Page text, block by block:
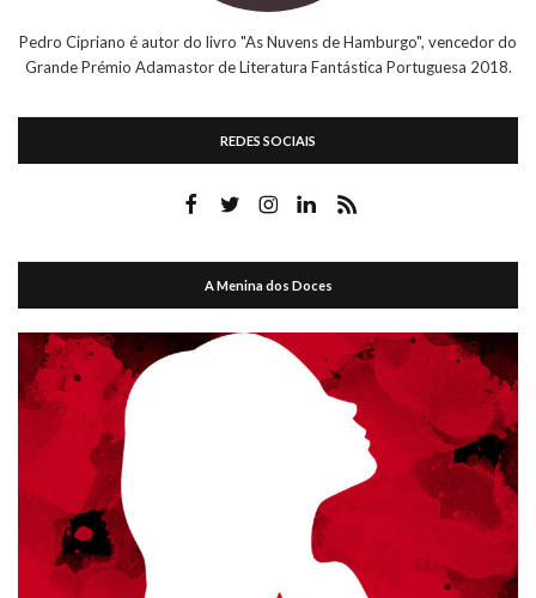
Pedro Cipriano é autor do livro "As Nuvens de Hamburgo", vencedor do
Grande Prémio Adamastor de Literatura Fantástica Portuguesa 2018.
REDES SOCIAIS
A Menina dos Doces